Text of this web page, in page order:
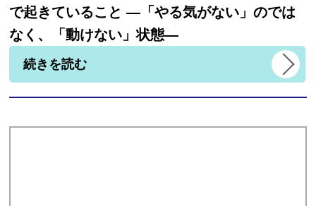
で起きていること ―「やる気がない」のでは
なく、「動けない」状態―
続きを読む